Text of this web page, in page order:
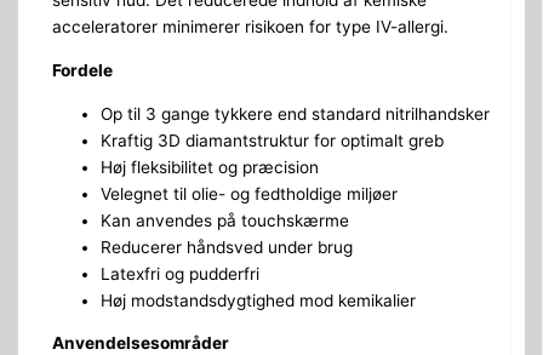
acceleratorer minimerer risikoen for type IV-allergi.
Fordele
Op til 3 gange tykkere end standard nitrilhandsker
Kraftig 3D diamantstruktur for optimalt greb
Høj fleksibilitet og præcision
Velegnet til olie- og fedtholdige miljøer
Kan anvendes på touchskærme
Reducerer håndsved under brug
Latexfri og pudderfri
Høj modstandsdygtighed mod kemikalier
Anvendelsesområder